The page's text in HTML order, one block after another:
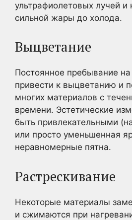
ультрафиолетовых лучей и
сильной жары до холода.
Выцветание
Постоянное пребывание
привести к выцветанию и
многих материалов с
времени. Эстетические
быть привлекательными
или просто уменьшенная
неравномерные пятна.
Растрескивание
Некоторые материалы
и сжимаются при